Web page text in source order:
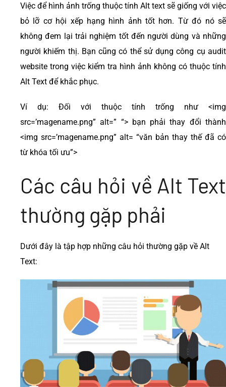
Việc để hình ảnh trống thuộc tính Alt text sẽ giống với việc
bỏ lỡ cơ hội xếp hạng hình ảnh tốt hơn. Từ đó nó sẽ
không đem lại trải nghiệm tốt đến người dùng và những
người khiếm thị. Bạn cũng có thể sử dụng công cụ audit
website trong việc kiểm tra hình ảnh không có thuộc tính
Alt Text để khắc phục.
Ví dụ: Đối với thuộc tính trống như <img
src=’magename.png” alt=” “> bạn phải thay đổi thành
<img src=’magename.png” alt= “văn bản thay thế đã có
từ khóa tối ưu”>
Các câu hỏi về Alt Text
thường gặp phải
Dưới đây là tập hợp những câu hỏi thường gặp về Alt
Text: